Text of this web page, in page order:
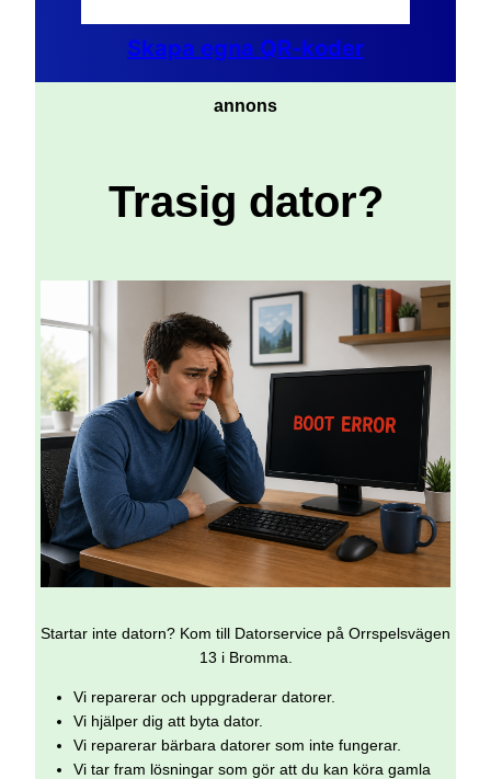
Skapa egna QR-koder
annons
Trasig dator?
Startar inte datorn? Kom till Datorservice på Orrspelsvägen
13 i Bromma.
Vi reparerar och uppgraderar datorer.
Vi hjälper dig att byta dator.
Vi reparerar bärbara datorer som inte fungerar.
Vi tar fram lösningar som gör att du kan köra gamla